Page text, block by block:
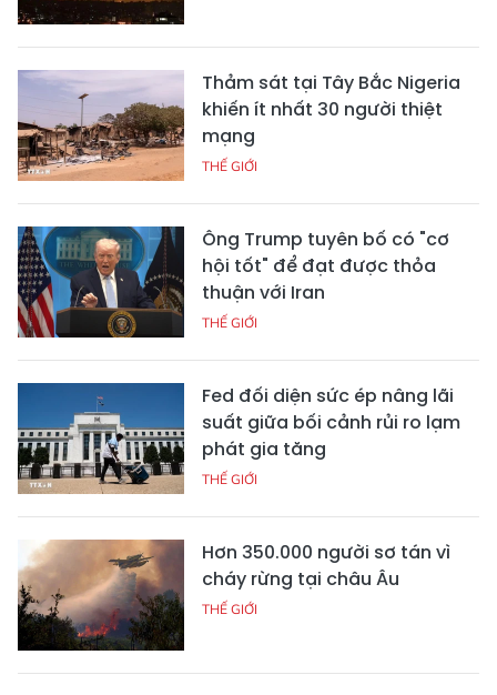
Thảm sát tại Tây Bắc Nigeria
khiến ít nhất 30 người thiệt
mạng
THẾ GIỚI
Ông Trump tuyên bố có "cơ
hội tốt" để đạt được thỏa
thuận với Iran
THẾ GIỚI
Fed đối diện sức ép nâng lãi
suất giữa bối cảnh rủi ro lạm
phát gia tăng
THẾ GIỚI
Hơn 350.000 người sơ tán vì
cháy rừng tại châu Âu
THẾ GIỚI